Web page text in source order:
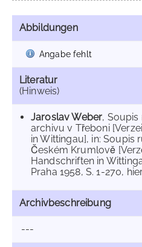
Abbildungen
Angabe fehlt
Literatur
(Hinweis)
Jaroslav Weber, Soupis
archivu v Třeboni
in Wittingau], in: Soupis
Českém Krumlově
Handschriften in
Praha 1958, S. 1-270,
Archivbeschreibung
---